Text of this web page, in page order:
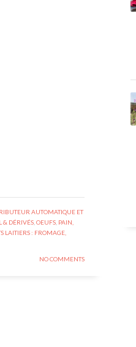
AUTOMATIQUE ET
& DÉRIVÉS OEUFS PAIN,
LAITIERS : FROMAGE,
NO COMMENTS